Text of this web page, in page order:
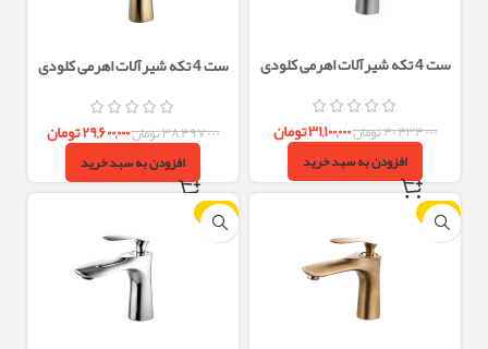
ست 4 تکه شیرآلات اهرمی کلودی
۴۰,۴۳۴,۰۰۰تومان۳۱,۱۰۰,۰۰۰تومان
افزودن به سبد خرید
ست 4 تکه شیرآلات اهرمی کلودی
۳۸,۴۹۷,۰۰۰تومان۲۹,۶۰۰,۰۰۰تومان
افزودن به سبد خرید
-23%
-23%